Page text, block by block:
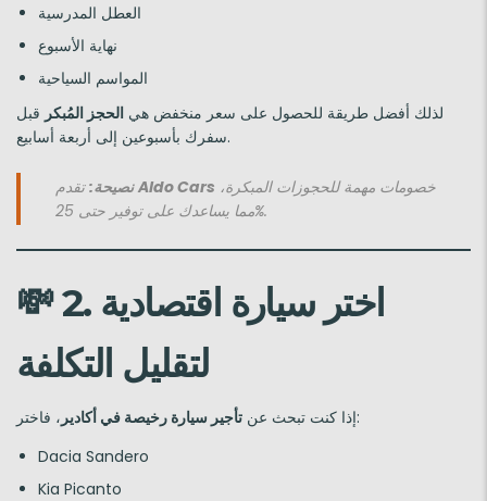
العطل المدرسية
نهاية الأسبوع
المواسم السياحية
لذلك أفضل طريقة للحصول على سعر منخفض هي الحجز المُبكر قبل
سفرك بأسبوعين إلى أربعة أسابيع.
نصيحة:تقدمAldo Cars
مما يساعدك على توفير حتى 25%.
💸2. اختر سيارة اقتصادية
لتقليل التكلفة
إذا كنت تبحث عن تأجير سيارة رخيصة في أكادير
، فاختر:
Dacia Sandero
Kia Picanto